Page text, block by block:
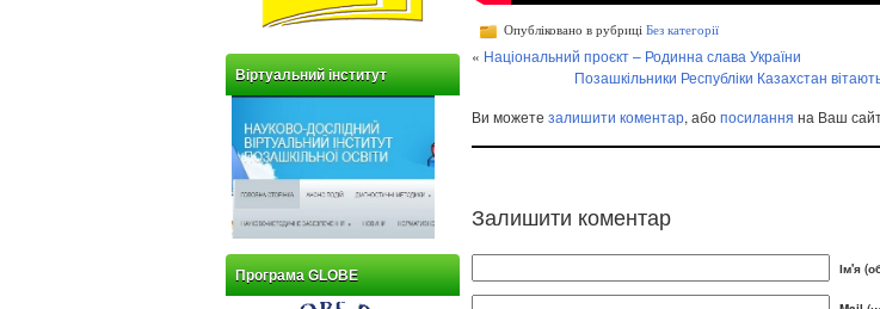
Віртуальний інститут
Програма GLOBE
Опубліковано в рубриці Без категорії
« Національний проєкт – Родинна слава України
Позашкільники Республіки Казахстан
Ви можете залишити коментар, абопосилання на Ваш
Залишити коментар
Ім'я